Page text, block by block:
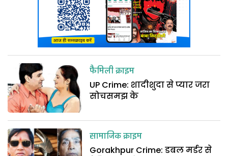
फैमिली क्राइम
UP Crime: शादीशुदा से प्यार जरा
सोचसमझ के
सामाजिक क्राइम
Gorakhpur Crime: डबल मर्डर से